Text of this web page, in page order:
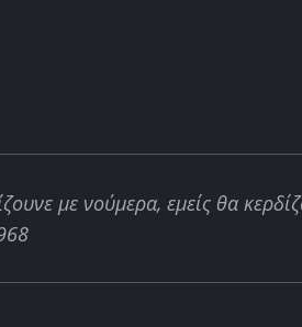
με νούμερα, εμείς θα